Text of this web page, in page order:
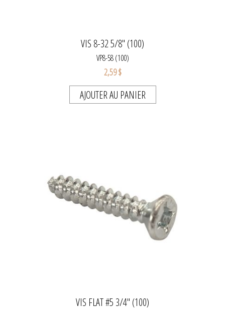
VIS 8-32 5/8" (100)
VP8-58 (100)
2,59 $
AJOUTER AU PANIER
VIS FLAT #5 3/4" (100)